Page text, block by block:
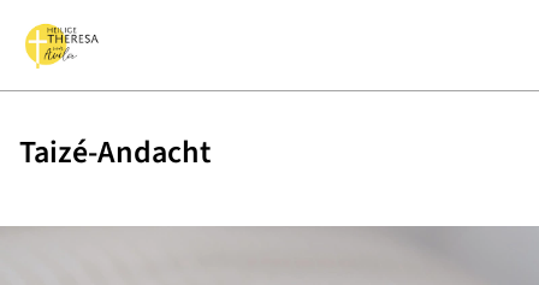
Taizé-Andacht